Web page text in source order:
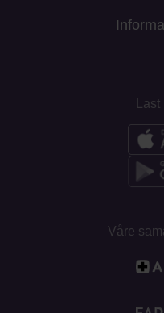
Våre